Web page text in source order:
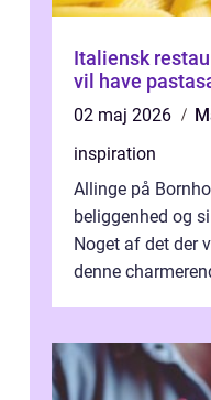
Italiensk
vil have
02 maj 2026
inspiration
Allinge på
beliggenhed og
Noget af det der
denne